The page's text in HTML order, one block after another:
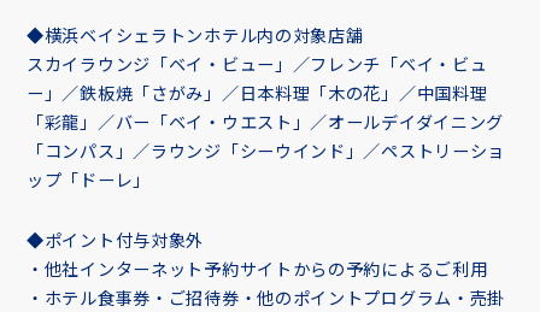
◆横浜ベイシェラトンホテル内の対象店舗
スカイラウンジ「ベイ・ビュー」／フレンチ「ベイ・ビュ
ー」／鉄板焼「さがみ」／日本料理「木の花」／中国料理
「彩龍」／バー「ベイ・ウエスト」／オールデイダイニング
「コンパス」／ラウンジ「シーウインド」／ペストリーショ
ップ「ドーレ」
◆ポイント付与対象外
・他社インターネット予約サイトからの予約によるご利用
・ホテル食事券・ご招待券・他のポイントプログラム・売掛